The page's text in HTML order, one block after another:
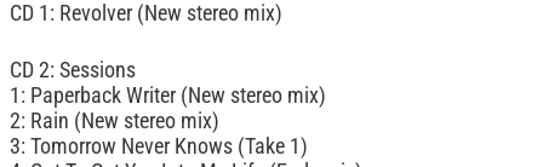
CD 1: Revolver (New stereo mix)
CD 2: Sessions
1: Paperback Writer (New stereo mix)
2: Rain (New stereo mix)
3: Tomorrow Never Knows (Take 1)